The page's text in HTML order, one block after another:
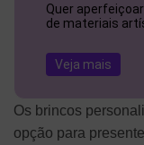
Quer
de materiais
Veja mais
Os brincos
opção para